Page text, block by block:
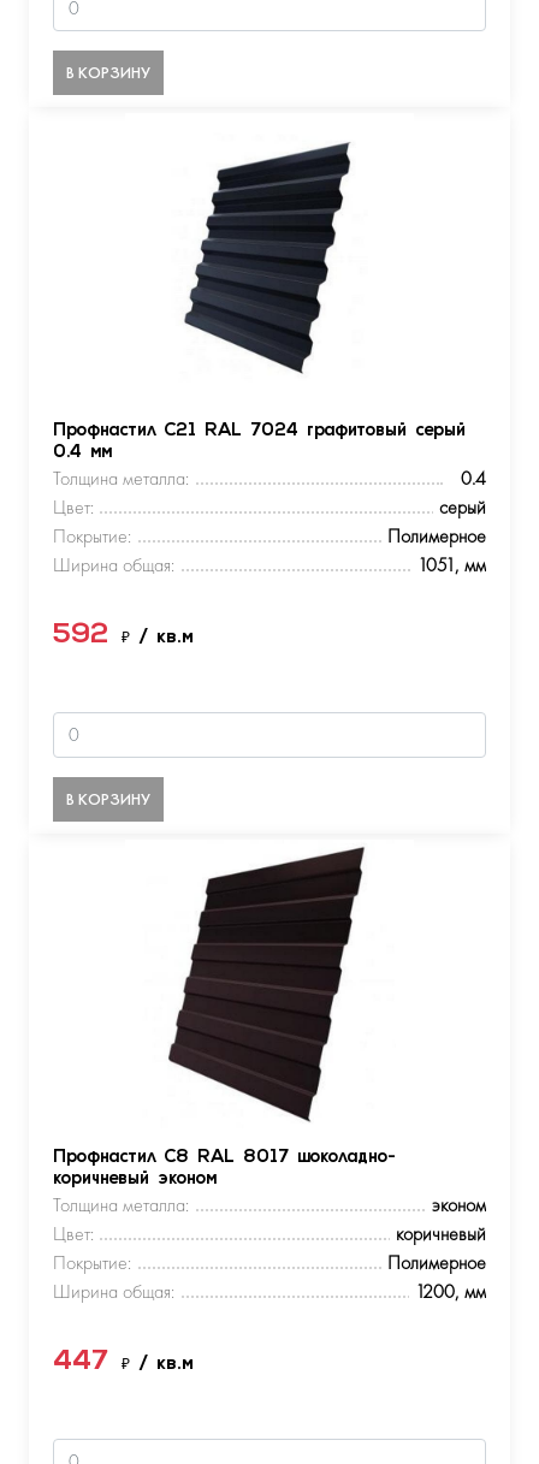
В КОРЗИНУ
Профнастил С21 RAL 7024 графитовый серый
0.4 мм
Толщина металла:
0.4
Цвет:
серый
Покрытие:
Полимерное
Ширина общая:
1051, мм
592 ₽ / кв.м
В КОРЗИНУ
Профнастил С8 RAL 8017 шоколадно-
коричневый эконом
Толщина металла:
эконом
Цвет:
коричневый
Покрытие:
Полимерное
Ширина общая:
1200, мм
447 ₽ / кв.м